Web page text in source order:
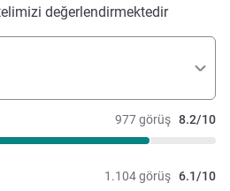
değerlendirmektedir
977 görüş 8.2/10
1.104 görüş 6.1/10